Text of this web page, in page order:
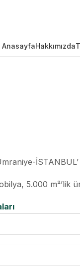
AnasayfaHakkımızda
5.000 m²’lik